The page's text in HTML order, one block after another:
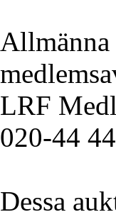
LRF
020-44
Dessa